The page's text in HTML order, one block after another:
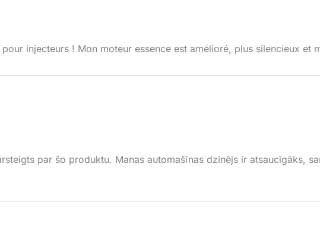
injecteurs ! Mon moteur essence est amélioré, plus silencieux et
par šo produktu. Manas automašīnas dzinējs ir atsaucīgāks,